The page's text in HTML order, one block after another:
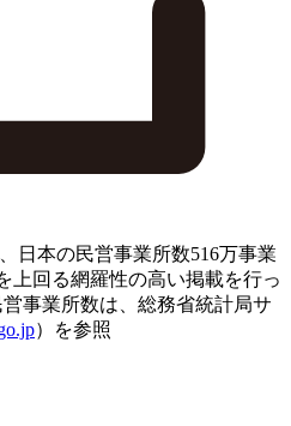
日本の民営事業所数516万事業
上回る網羅性の高い掲載を行っ
事業所数は、総務省統計局サ
）を参照